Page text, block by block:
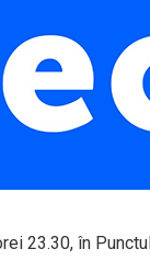
23.30, în